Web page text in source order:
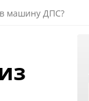
машину ДПС?